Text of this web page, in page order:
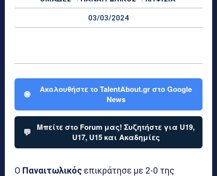
03/03/2024
🌐
Ακολουθήστε το TalentAbout.gr στο Google
News
💬
Μπείτε στο Forum μας! Συζητήστε για U19,
U17, U15 και Ακαδημίες
Ο Παναιτωλικός επικράτησε με 2-0 της